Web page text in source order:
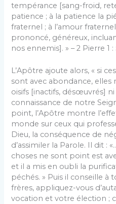
tempérance [sang-froid,
patience ; à la patience la
fraternel ; à l’amour
prononcé, généreux,
nos ennemis]. » – 2 Pierre 1 :
L’Apôtre ajoute alors, « si
sont avec abondance, elles
oisifs [inactifs, désœuvrés]
connaissance de notre
point, l’Apôtre montre
monde sur ceux qui
Dieu, la conséquence de
d’assimiler la Parole. Il dit :
choses ne sont point est
et il a mis en oubli la
péchés. » Puis il conseille à
frères, appliquez-vous
vocation et votre élection ;